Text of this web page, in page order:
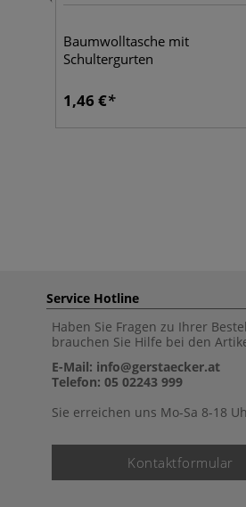
Baumwolltasche mit
Schultergurten
1,46 €
Service Hotline
Haben Sie Fragen zu Ihrer
brauchen Sie Hilfe bei den
E-Mail: info@gerstaecker.at
Telefon: 05 02243 999
Sie erreichen uns Mo-Sa 8-18
Kontaktformular